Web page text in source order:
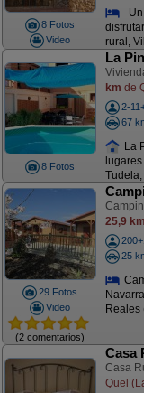
8 Fotos
Video
rural,
8 Fotos
La
km de
2-
67
La
Tudela,
29 Fotos
Video
(2 comentarios)
25,9 km
25
Reales
Casa
Casa
Quel